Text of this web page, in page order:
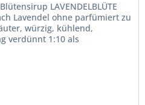
LAVENDELBLÜTE
Lavendel ohne parfümiert zu
würzig, kühlend,
verdünnt 1:10 als